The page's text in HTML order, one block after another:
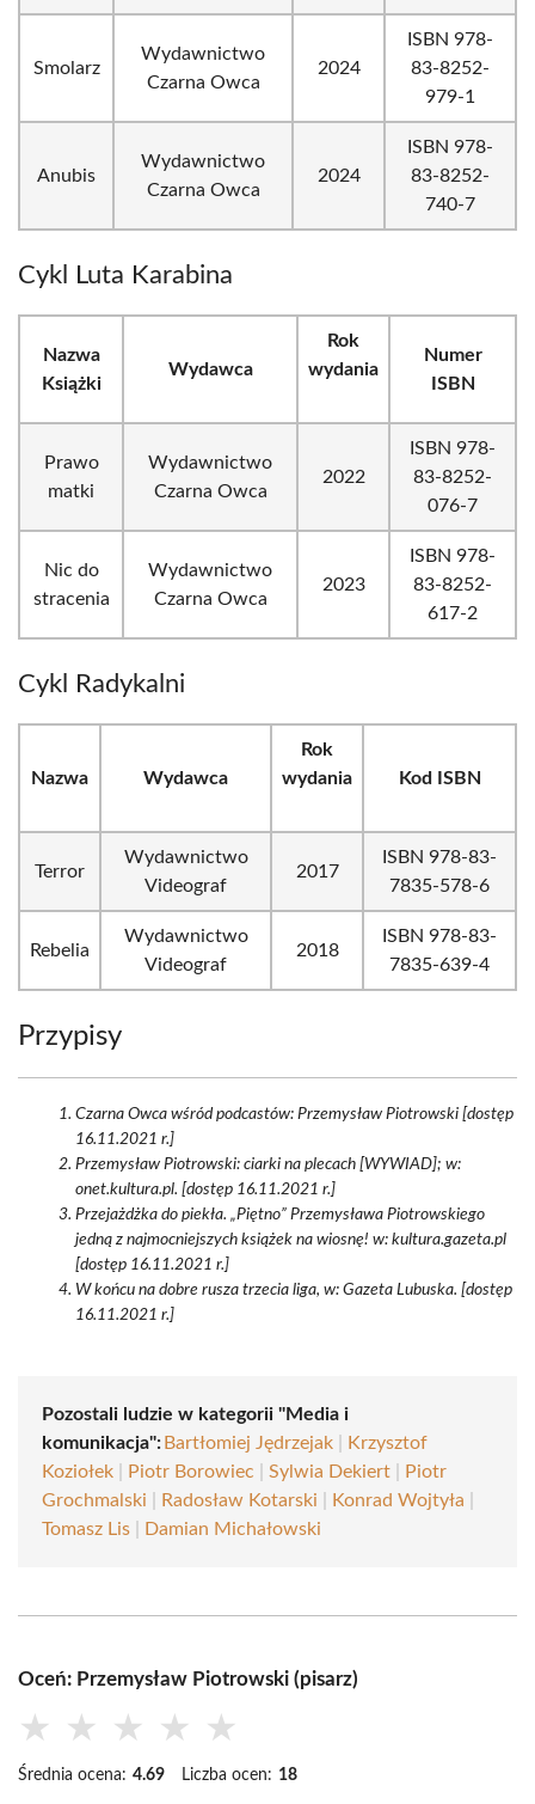
Smolarz
Wydawnictwo
Czarna Owca
2024
ISBN 978-
83-8252-
979-1
Anubis
Wydawnictwo
Czarna Owca
2024
ISBN 978-
83-8252-
740-7
Cykl Luta Karabina
Nazwa
Książki
Wydawca
Rok
wydania
Numer
ISBN
Prawo
matki
Wydawnictwo
Czarna Owca
2022
ISBN 978-
83-8252-
076-7
Nic do
stracenia
Wydawnictwo
Czarna Owca
2023
ISBN 978-
83-8252-
617-2
Cykl Radykalni
Nazwa Wydawca
Rok
wydania
Kod ISBN
Terror
Wydawnictwo
Videograf
2017
ISBN 978-83-
7835-578-6
Rebelia
Wydawnictwo
Videograf
2018
ISBN 978-83-
7835-639-4
Przypisy
Czarna Owca wśród podcastów: Przemysław Piotrowski [dostęp
16.11.2021 r.]
Przemysław Piotrowski: ciarki na plecach [WYWIAD]; w:
onet.kultura.pl. [dostęp 16.11.2021 r.]
Przejażdżka do piekła. „Piętno” Przemysława Piotrowskiego
jedną z najmocniejszych książek na wiosnę! w: kultura.gazeta.pl
[dostęp 16.11.2021 r.]
W końcu na dobre rusza trzecia liga, w: Gazeta Lubuska. [dostęp
16.11.2021 r.]
Pozostali ludzie w kategorii "Media i
komunikacja": Bartłomiej Jędrzejak
Krzysztof
Koziołek
Piotr Borowiec Sylwia Dekiert
Piotr
Grochmalski
Radosław Kotarski Konrad Wojtyła
Tomasz Lis
Damian Michałowski
Oceń: Przemysław Piotrowski (pisarz)
★ ★ ★ ★ ★
Średnia ocena: 4.69 Liczba ocen: 18